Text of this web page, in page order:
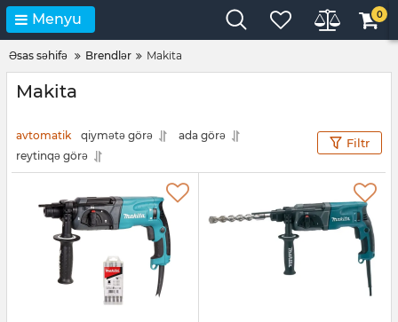
Menyu 0
Əsas səhifə Brendlər Makita
Makita
avtomatik qiymətə görə
ada görə
reytinqə görə
Filtr